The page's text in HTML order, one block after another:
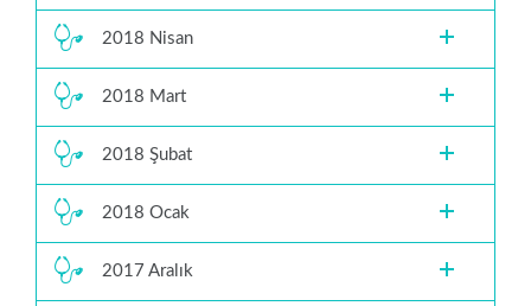
2018 Nisan
2018 Mart
2018 Şubat
2018 Ocak
2017 Aralık